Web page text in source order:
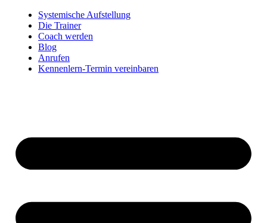
Systemische Aufstellung
Die Trainer
Coach werden
Blog
Anrufen
Kennenlern-Termin vereinbaren